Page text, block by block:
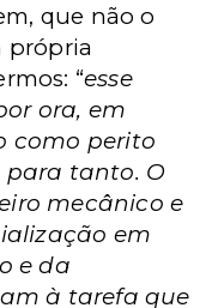
que não o
própria
“esse
ora, em
como perito
para tanto. O
mecânico e
em
e da
à tarefa que